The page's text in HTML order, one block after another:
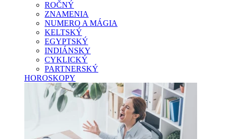
ROČNÝ
ZNAMENIA
NUMERO A MÁGIA
KELTSKÝ
EGYPTSKÝ
INDIÁNSKY
CYKLICKÝ
PARTNERSKÝ
HOROSKOPY